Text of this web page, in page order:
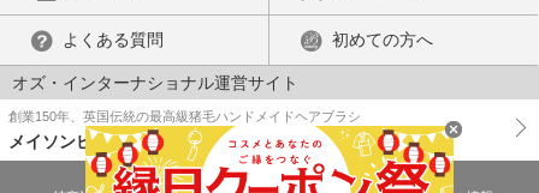
よくある質問 初めての方へ
オズ・インターナショナル運営サイト
創業150年、英国伝統の最高級猪毛ハンドメイドヘアブラシ
メイソンピアソン